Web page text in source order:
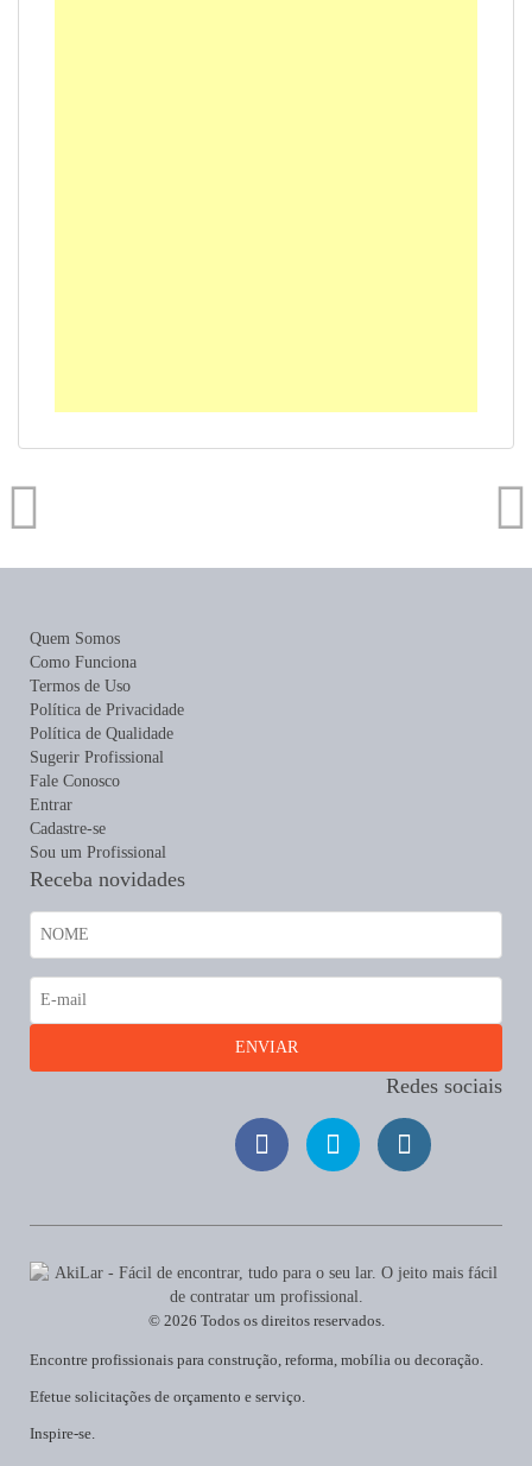
Quem Somos
Como Funciona
Termos de Uso
Política de Privacidade
Política de Qualidade
Sugerir Profissional
Fale Conosco
Entrar
Cadastre-se
Sou um Profissional
Receba novidades
Redes sociais
Encontre profissionais para construção, reforma, mobília ou decoração.
Efetue solicitações de orçamento e serviço.
Inspire-se.
© 2026 Todos os direitos reservados.